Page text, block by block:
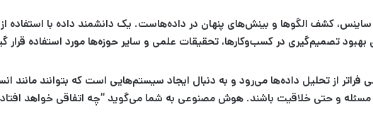
کشف الگوها و بینش‌های پنهان در داده‌هاست. یک دانشمند داده با استفاده از
بهبود تصمیم‌گیری در کسب‌وکارها، تحقیقات علمی و سایر حوزه‌ها مورد استفاده
از تحلیل داده‌ها می‌رود و به دنبال ایجاد سیستم‌هایی است که بتوانند
مسئله و حتی خلاقیت باشند. هوش مصنوعی به شما می‌گوید “چه اتفاقی خواهد افتاد”